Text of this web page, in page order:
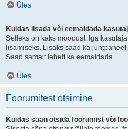
Üles
Kuidas lisada või eemaldada
Selleks on kaks moodust. Iga
lisamiseks. Lisaks saad ka
Saad samalt lehelt ka eemaldada.
Üles
Foorumitest otsimine
Kuidas saan otsida foorumist või